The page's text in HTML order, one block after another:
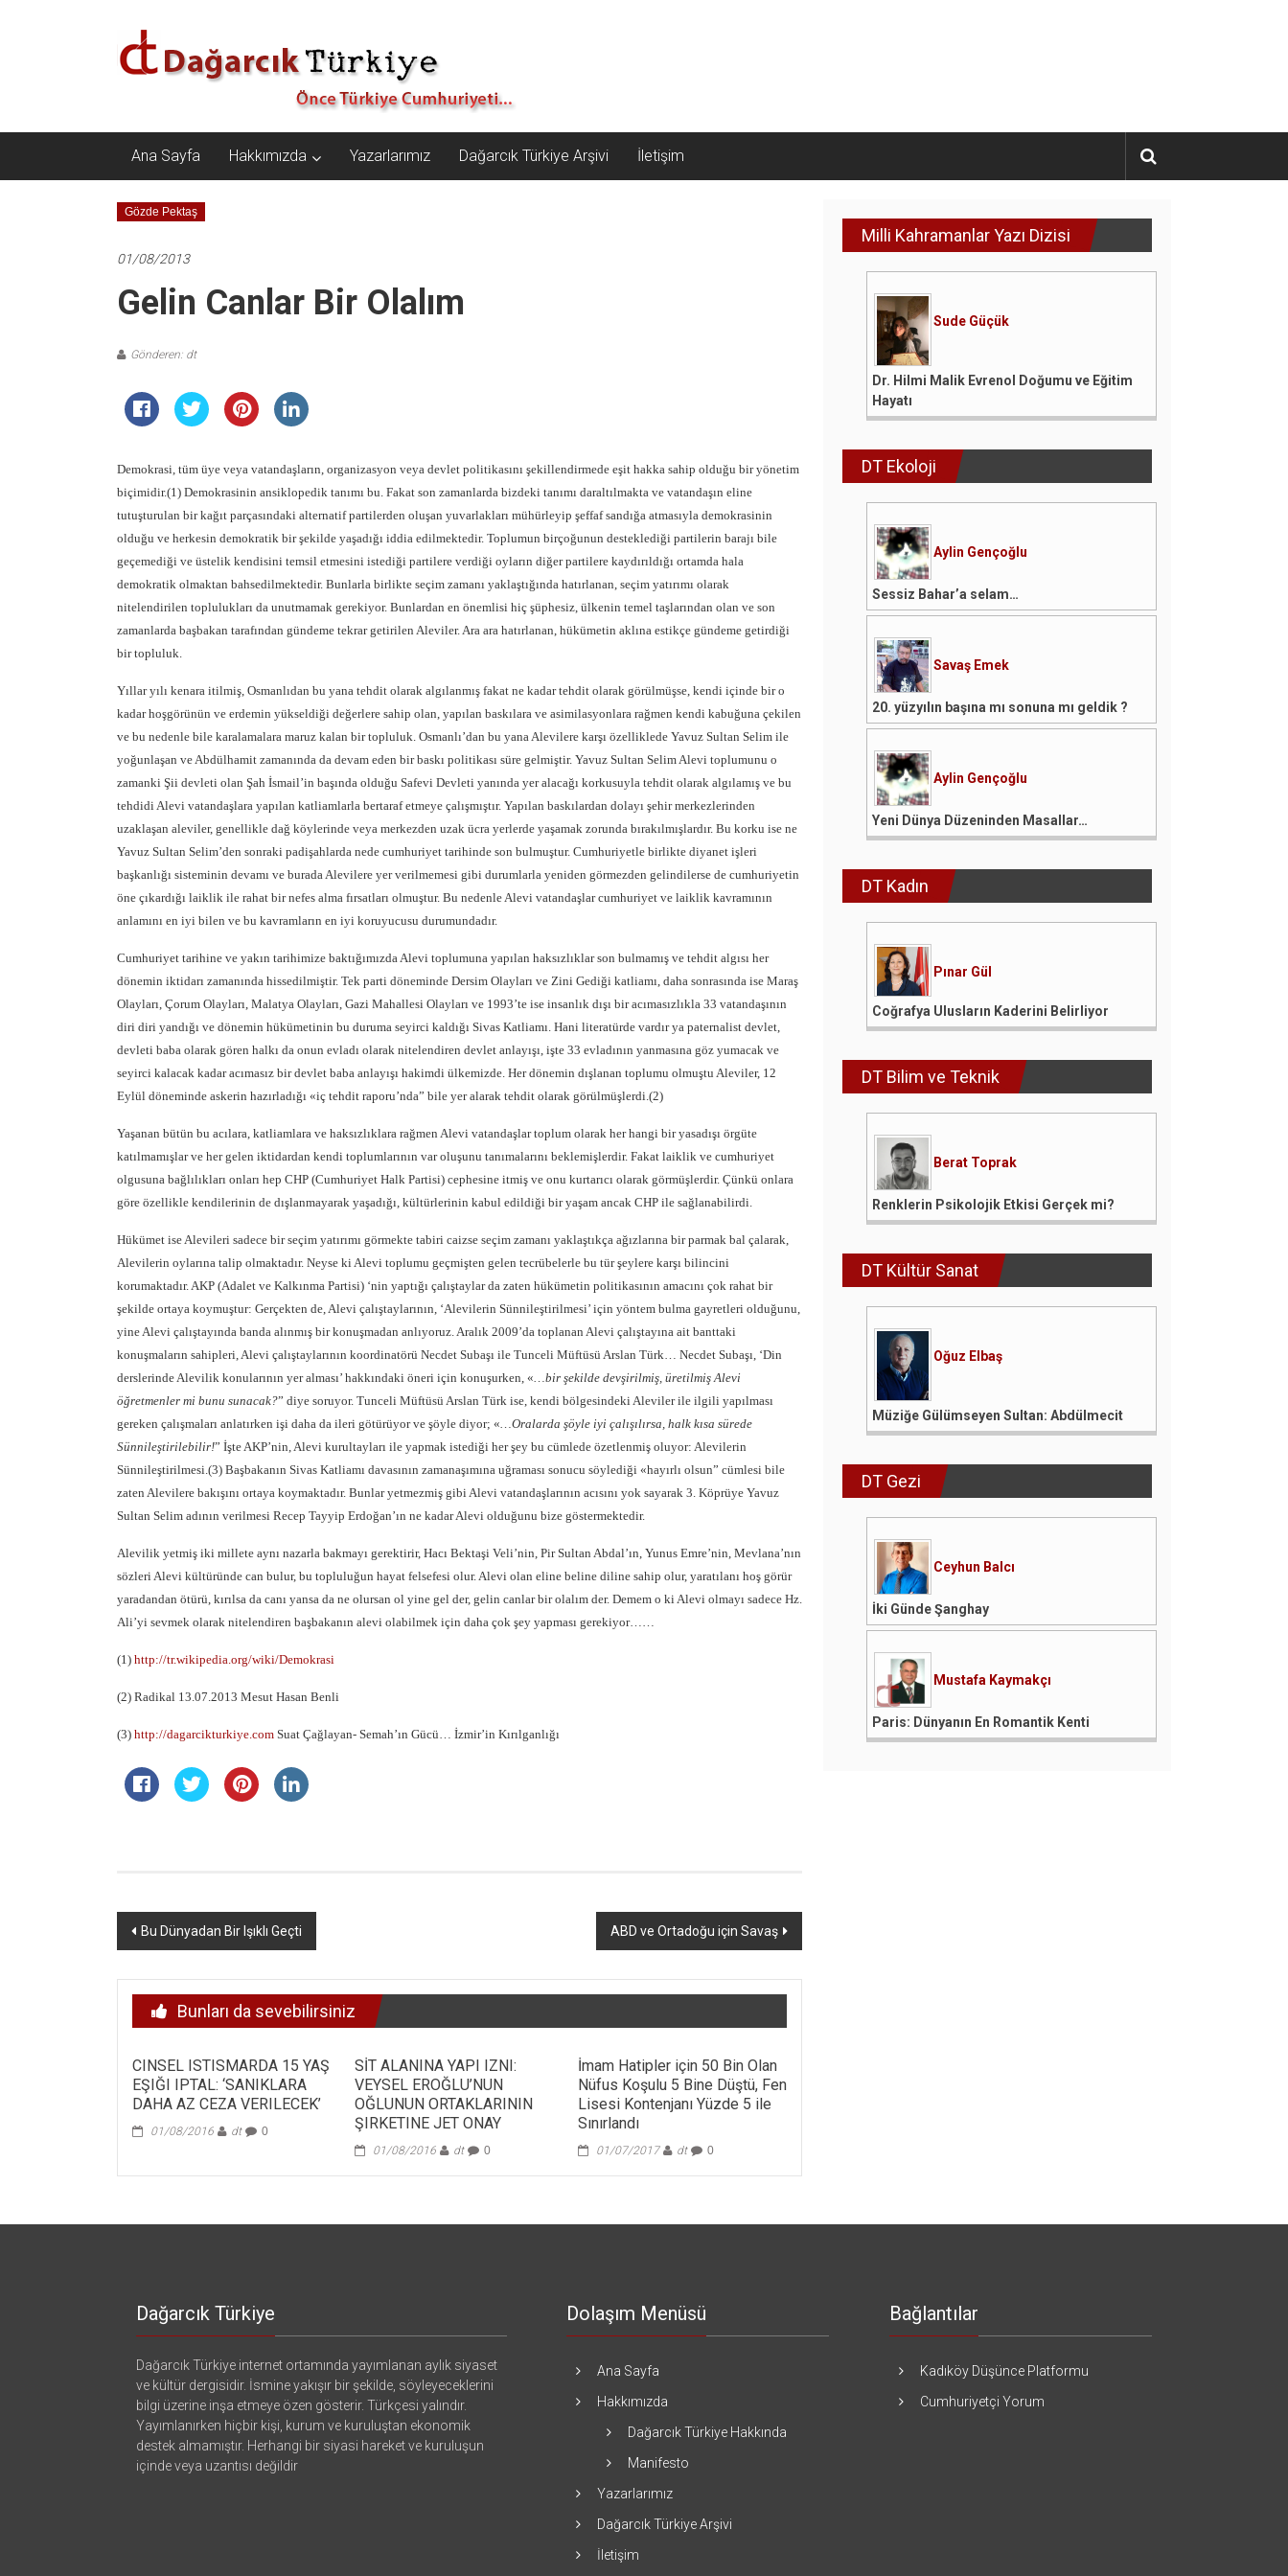
Dağarcık
Türkiye
Türkiye
Cumhuriyeti…
Ana Sayfa Hakkımızda Yazarlarımız Dağarcık Türkiye Arşivi İletişim
Gözde Pektaş
01/08/2013
Gelin Canlar Bir Olalım
Gönderen: dt
Demokrasi, tüm üye veya vatandaşların, organizasyon veya devlet politikasını şekillendirmede eşit hakka sahip olduğu bir yönetim
biçimidir.(1) Demokrasinin ansiklopedik tanımı bu. Fakat son zamanlarda bizdeki tanımı daraltılmakta ve vatandaşın eline
tutuşturulan bir kağıt parçasındaki alternatif partilerden oluşan yuvarlakları mühürleyip şeffaf sandığa atmasıyla demokrasinin
olduğu ve herkesin demokratik bir şekilde yaşadığı iddia edilmektedir. Toplumun birçoğunun desteklediği partilerin barajı bile
geçemediği ve üstelik kendisini temsil etmesini istediği partilere verdiği oyların diğer partilere kaydırıldığı ortamda hala
demokratik olmaktan bahsedilmektedir. Bunlarla birlikte seçim zamanı yaklaştığında hatırlanan, seçim yatırımı olarak
nitelendirilen toplulukları da unutmamak gerekiyor. Bunlardan en önemlisi hiç şüphesiz, ülkenin temel taşlarından olan ve son
zamanlarda başbakan tarafından gündeme tekrar getirilen Aleviler. Ara ara hatırlanan, hükümetin aklına estikçe gündeme getirdiği
bir topluluk.
Yıllar yılı kenara itilmiş, Osmanlıdan bu yana tehdit olarak algılanmış fakat ne kadar tehdit olarak görülmüşse, kendi içinde bir o
kadar hoşgörünün ve erdemin yükseldiği değerlere sahip olan, yapılan baskılara ve asimilasyonlara rağmen kendi kabuğuna çekilen
ve bu nedenle bile karalamalara maruz kalan bir topluluk. Osmanlı’dan bu yana Alevilere karşı özelliklede Yavuz Sultan Selim ile
yoğunlaşan ve Abdülhamit zamanında da devam eden bir baskı politikası süre gelmiştir. Yavuz Sultan Selim Alevi toplumunu o
zamanki Şii devleti olan Şah İsmail’in başında olduğu Safevi Devleti yanında yer alacağı korkusuyla tehdit olarak algılamış ve bu
tehdidi Alevi vatandaşlara yapılan katliamlarla bertaraf etmeye çalışmıştır. Yapılan baskılardan dolayı şehir merkezlerinden
uzaklaşan aleviler, genellikle dağ köylerinde veya merkezden uzak ücra yerlerde yaşamak zorunda bırakılmışlardır. Bu korku ise ne
Yavuz Sultan Selim’den sonraki padişahlarda nede cumhuriyet tarihinde son bulmuştur. Cumhuriyetle birlikte diyanet işleri
başkanlığı sisteminin devamı ve burada Alevilere yer verilmemesi gibi durumlarla yeniden görmezden gelindilerse de cumhuriyetin
öne çıkardığı laiklik ile rahat bir nefes alma fırsatları olmuştur. Bu nedenle Alevi vatandaşlar cumhuriyet ve laiklik kavramının
anlamını en iyi bilen ve bu kavramların en iyi koruyucusu durumundadır.
Cumhuriyet tarihine ve yakın tarihimize baktığımızda Alevi toplumuna yapılan haksızlıklar son bulmamış ve tehdit algısı her
dönemin iktidarı zamanında hissedilmiştir. Tek parti döneminde Dersim Olayları ve Zini Gediği katliamı, daha sonrasında ise Maraş
Olayları, Çorum Olayları, Malatya Olayları, Gazi Mahallesi Olayları ve 1993’te ise insanlık dışı bir acımasızlıkla 33 vatandaşının
diri diri yandığı ve dönemin hükümetinin bu duruma seyirci kaldığı Sivas Katliamı. Hani literatürde vardır ya paternalist devlet,
devleti baba olarak gören halkı da onun evladı olarak nitelendiren devlet anlayışı, işte 33 evladının yanmasına göz yumacak ve
seyirci kalacak kadar acımasız bir devlet baba anlayışı hakimdi ülkemizde. Her dönemin dışlanan toplumu olmuştu Aleviler, 12
Eylül döneminde askerin hazırladığı «iç tehdit raporu’nda” bile yer alarak tehdit olarak görülmüşlerdi.(2)
Yaşanan bütün bu acılara, katliamlara ve haksızlıklara rağmen Alevi vatandaşlar toplum olarak her hangi bir yasadışı örgüte
katılmamışlar ve her gelen iktidardan kendi toplumlarının var oluşunu tanımalarını beklemişlerdir. Fakat laiklik ve cumhuriyet
olgusuna bağlılıkları onları hep CHP (Cumhuriyet Halk Partisi) cephesine itmiş ve onu kurtarıcı olarak görmüşlerdir. Çünkü onlara
göre özellikle kendilerinin de dışlanmayarak yaşadığı, kültürlerinin kabul edildiği bir yaşam ancak CHP ile sağlanabilirdi.
Hükümet ise Alevileri sadece bir seçim yatırımı görmekte tabiri caizse seçim zamanı yaklaştıkça ağızlarına bir parmak bal çalarak,
Alevilerin oylarına talip olmaktadır. Neyse ki Alevi toplumu geçmişten gelen tecrübelerle bu tür şeylere karşı bilincini
korumaktadır. AKP (Adalet ve Kalkınma Partisi) ‘nin yaptığı çalıştaylar da zaten hükümetin politikasının amacını çok rahat bir
şekilde ortaya koymuştur: Gerçekten de, Alevi çalıştaylarının, ‘Alevilerin Sünnileştirilmesi’ için yöntem bulma gayretleri olduğunu,
yine Alevi çalıştayında banda alınmış bir konuşmadan anlıyoruz. Aralık 2009’da toplanan Alevi çalıştayına ait banttaki
konuşmaların sahipleri, Alevi çalıştaylarının koordinatörü Necdet Subaşı ile Tunceli Müftüsü Arslan Türk… Necdet Subaşı, ‘Din
derslerinde Alevilik konularının yer alması’ hakkındaki öneri için konuşurken, «…bir şekilde devşirilmiş, üretilmiş Alevi
öğretmenler mi bunu sunacak?” diye soruyor. Tunceli Müftüsü Arslan Türk ise, kendi bölgesindeki Aleviler ile ilgili yapılması
gereken çalışmaları anlatırken işi daha da ileri götürüyor ve şöyle diyor; «…Oralarda şöyle iyi çalışılırsa, halk kısa sürede
Sünnileştirilebilir!” İşte AKP’nin, Alevi kurultayları ile yapmak istediği her şey bu cümlede özetlenmiş oluyor: Alevilerin
Sünnileştirilmesi.(3) Başbakanın Sivas Katliamı davasının zamanaşımına uğraması sonucu söylediği «hayırlı olsun” cümlesi bile
zaten Alevilere bakışını ortaya koymaktadır. Bunlar yetmezmiş gibi Alevi vatandaşlarının acısını yok sayarak 3. Köprüye Yavuz
Sultan Selim adının verilmesi Recep Tayyip Erdoğan’ın ne kadar Alevi olduğunu bize göstermektedir.
Alevilik yetmiş iki millete aynı nazarla bakmayı gerektirir, Hacı Bektaşi Veli’nin, Pir Sultan Abdal’ın, Yunus Emre’nin, Mevlana’nın
sözleri Alevi kültüründe can bulur, bu topluluğun hayat felsefesi olur. Alevi olan eline beline diline sahip olur, yaratılanı hoş görür
yaradandan ötürü, kırılsa da canı yansa da ne olursan ol yine gel der, gelin canlar bir olalım der. Demem o ki Alevi olmayı sadece Hz.
Ali’yi sevmek olarak nitelendiren başbakanın alevi olabilmek için daha çok şey yapması gerekiyor……
(1) http://tr.wikipedia.org/wiki/Demokrasi
(2) Radikal 13.07.2013 Mesut Hasan Benli
(3) http://dagarcikturkiye.com Suat Çağlayan- Semah’ın Gücü… İzmir’in Kırılganlığı
Yazı
Bu Dünyadan Bir Işıklı Geçti ABD ve Ortadoğu için Savaş
Bunları da sevebilirsiniz
CINSEL ISTISMARDA 15 YAŞ
EŞIĞI IPTAL: ‘SANIKLARA
DAHA AZ CEZA VERILECEK’
01/08/2016 dt 0
SİT ALANINA YAPI IZNI:
VEYSEL EROĞLU’NUN
OĞLUNUN ORTAKLARININ
ŞIRKETINE JET ONAY
01/08/2016 dt 0
İmam Hatipler için 50 Bin Olan
Nüfus Koşulu 5 Bine Düştü, Fen
Lisesi Kontenjanı Yüzde 5 ile
Sınırlandı
01/07/2017 dt 0
Milli Kahramanlar Yazı Dizisi
Sude Güçük
Dr. Hilmi Malik Evrenol Doğumu ve Eğitim
Hayatı
DT Ekoloji
Aylin Gençoğlu
Sessiz Bahar’a selam…
Savaş Emek
20. yüzyılın başına mı sonuna mı geldik ?
Aylin Gençoğlu
Yeni Dünya Düzeninden Masallar…
DT Kadın
Pınar Gül
Coğrafya Ulusların Kaderini Belirliyor
DT Bilim ve Teknik
Berat Toprak
Renklerin Psikolojik Etkisi Gerçek mi?
DT Kültür Sanat
Oğuz Elbaş
Müziğe Gülümseyen Sultan: Abdülmecit
DT Gezi
Ceyhun Balcı
İki Günde Şanghay
Mustafa Kaymakçı
Paris: Dünyanın En Romantik Kenti
Dağarcık Türkiye
Dağarcık Türkiye internet ortamında yayımlanan aylık siyaset
ve kültür dergisidir. İsmine yakışır bir şekilde, söyleyeceklerini
bilgi üzerine inşa etmeye özen gösterir. Türkçesi yalındır.
Yayımlanırken hiçbir kişi, kurum ve kuruluştan ekonomik
destek almamıştır. Herhangi bir siyasi hareket ve kuruluşun
içinde veya uzantısı değildir
Dolaşım Menüsü
Ana Sayfa
Hakkımızda
Dağarcık Türkiye Hakkında
Manifesto
Yazarlarımız
Dağarcık Türkiye Arşivi
İletişim
Bağlantılar
Kadıköy Düşünce Platformu
Cumhuriyetçi Yorum